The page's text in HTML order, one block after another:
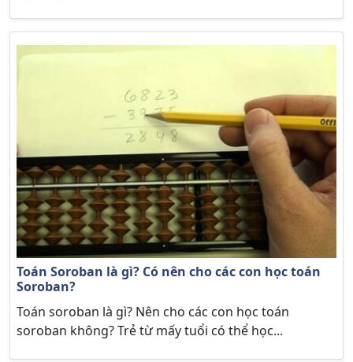
Toán Soroban là gì? Có nên cho các con học toán
Soroban?
Toán soroban là gì? Nên cho các con học toán
soroban không? Trẻ từ mấy tuổi có thể học...